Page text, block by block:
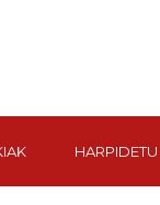
HARPIDETU